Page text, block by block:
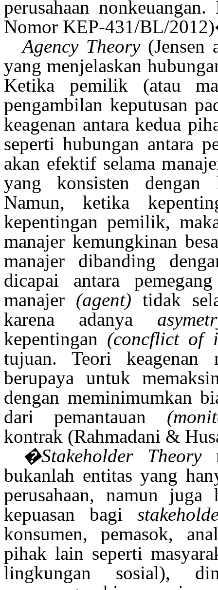
perusahaan
Nomor KEP-431/BL/
Agency Theory(Jensen
yang menjelaskan
Ketika pemilik (atau
pengambilan keputusan
keagenan antara kedua
seperti hubungan antara
akan efektif selama
yang konsisten dengan
Namun, ketika
kepentingan pemilik,
manajer kemungkinan
manajer dibanding
dicapai antara
manajer (agent) tidak
karena adanya
kepentingan (concflict of
tujuan. Teori keagenan
berupaya untuk
dengan meminimumkan
dari pemantauan
kontrak (Rahmadani &
�Stakeholder Theory
bukanlah entitas yang
perusahaan, namun juga
kepuasan bagi
konsumen, pemasok,
pihak lain seperti
lingkungan sosial),